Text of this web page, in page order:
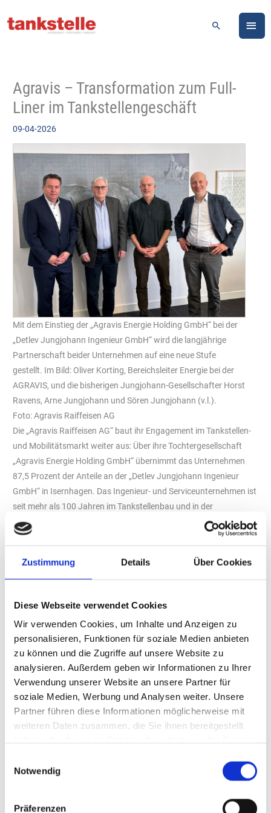
Zustimmung Details Über Cookies
Diese Webseite verwendet Cookies
Wir verwenden Cookies, um Inhalte und Anzeigen zu
personalisieren, Funktionen für soziale Medien anbieten
zu können und die Zugriffe auf unsere Website zu
analysieren. Außerdem geben wir Informationen zu Ihrer
Verwendung unserer Website an unsere Partner für
soziale Medien, Werbung und Analysen weiter. Unsere
Partner führen diese Informationen möglicherweise mit
weiteren Daten zusammen, die Sie ihnen bereitgestellt
Notwendig
Präferenzen
Inhalt
Suchen
Agravis – Transformation zum Full-
Liner im Tankstellengeschäft
09-04-2026
Mit dem Einstieg der „Agravis Energie Holding GmbH“ bei der
„Detlev Jungjohann Ingenieur GmbH“ wird die langjährige
Partnerschaft beider Unternehmen auf eine neue Stufe
gestellt. Im Bild: Oliver Korting, Bereichsleiter Energie bei der
AGRAVIS, und die bisherigen Jungjohann-Gesellschafter Horst
Ravens, Arne Jungjohann und Sören Jungjohann (v.l.).
Foto: Agravis Raiffeisen AG
Die „Agravis Raiffeisen AG“ baut ihr Engagement im Tankstellen-
und Mobilitätsmarkt weiter aus: Über ihre Tochtergesellschaft
„Agravis Energie Holding GmbH“ übernimmt das Unternehmen
87,5 Prozent der Anteile an der „Detlev Jungjohann Ingenieur
GmbH“ in Isernhagen. Das Ingenieur- und Serviceunternehmen ist
seit mehr als 100 Jahren im Tankstellenbau und in der
Tankstellentechnik aktiv; „Agravis“ betreibt zudem rund 100
eigene Tankstellen.
Der Erwerb erfolgt rückwirkend zum 1. Januar 2026. Die Anteile
der bisherigen Gesellschafter Arne und Sören Jungjohann sowie
bei Geschäftsführer Sebastian Zander, der das Unternehmen
GmbH“ wurde 1914 gegründet, beschäftigt knapp 40
Mitarbeitende und ist im Raum von Schleswig-Holstein bis Hessen
„’Agravis‘ und Jungjohann verbindet eine langjährige
Zusammenarbeit“, unterstreichen Oliver Korting, Bereichsleiter
Energie bei der „Agravis“, und der bisherige Hauptgesellschafter
Arne Jungjohann. Bereits in der Vergangenheit war das
Unternehmen an zahlreichen Tankstellenprojekten regionaler
beteiligt.
Mit der Mehrheitsübernahme entwickelt sich „Agravis“ im